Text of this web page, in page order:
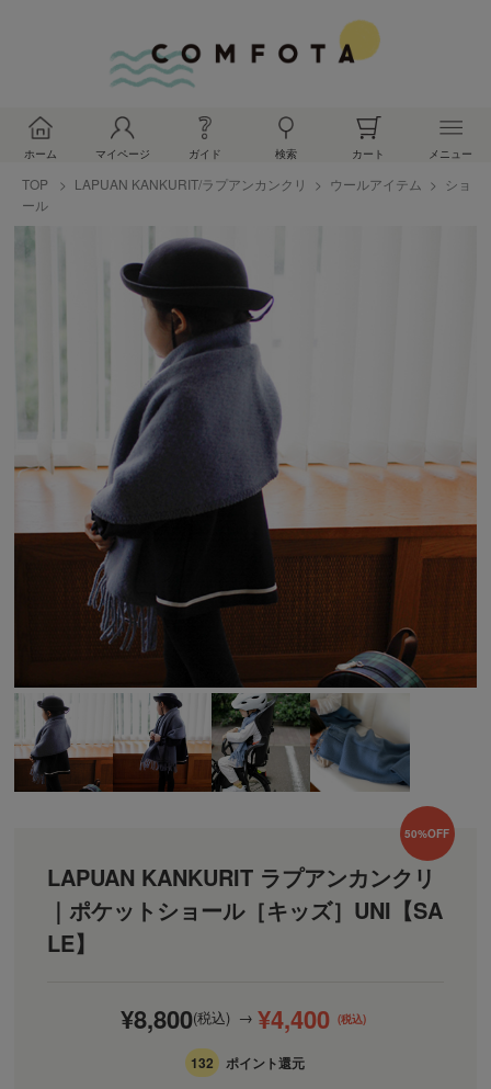
ホーム マイページ ガイド 検索 カート メニュー
TOP LAPUAN KANKURIT/ラプアンカンクリ ウールアイテム
ショ
ール
LAPUAN KANKURIT ラプアンカンクリ
｜ポケットショール［キッズ］UNI【SA
LE】
¥8,800(税込) ¥4,400 (税込)
50%OFF
132 ポイント還元